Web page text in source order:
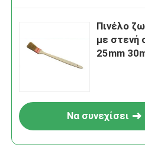
Πινέλο
με στενή
25mm
Να συνεχίσει